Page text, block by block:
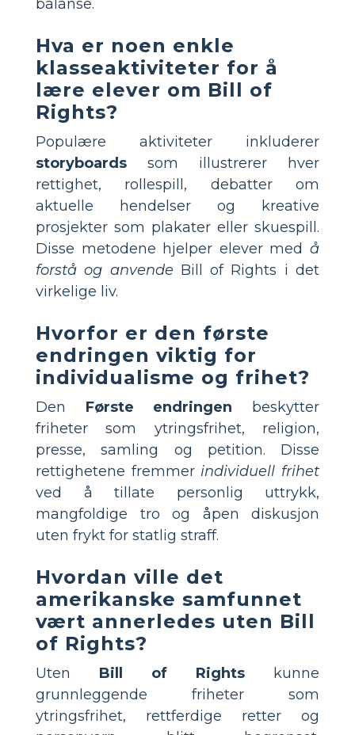
balanse.
Hva er noen enkle
klasseaktiviteter for å
lære elever om Bill of
Rights?
Populære aktiviteter inkluderer
storyboards som illustrerer hver
rettighet, rollespill, debatter om
aktuelle hendelser og kreative
prosjekter som plakater eller skuespill.
Disse metodene hjelper elever med å
forstå og anvende Bill of Rights i det
virkelige liv.
Hvorfor er den første
endringen viktig for
individualisme og frihet?
Den Første endringen beskytter
friheter som ytringsfrihet, religion,
presse, samling og petition. Disse
rettighetene fremmer individuell frihet
ved å tillate personlig uttrykk,
mangfoldige tro og åpen diskusjon
uten frykt for statlig straff.
Hvordan ville det
amerikanske samfunnet
vært annerledes uten Bill
of Rights?
Uten Bill of Rights kunne
grunnleggende friheter som
ytringsfrihet, rettferdige retter og